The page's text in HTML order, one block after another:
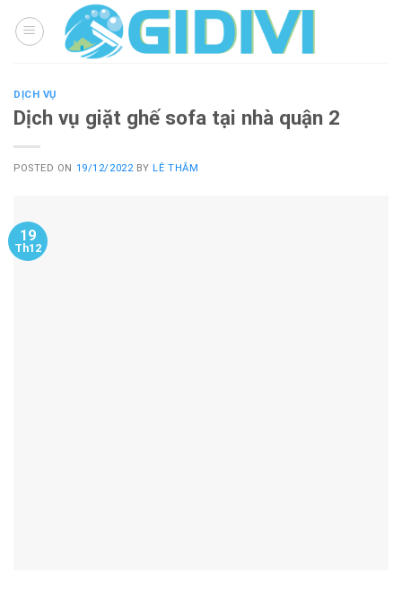
DỊCH VỤ
Dịch vụ giặt ghế sofa tại nhà quận 2
POSTED ON 19/12/2022 BY LÊ THẮM
19
Th12